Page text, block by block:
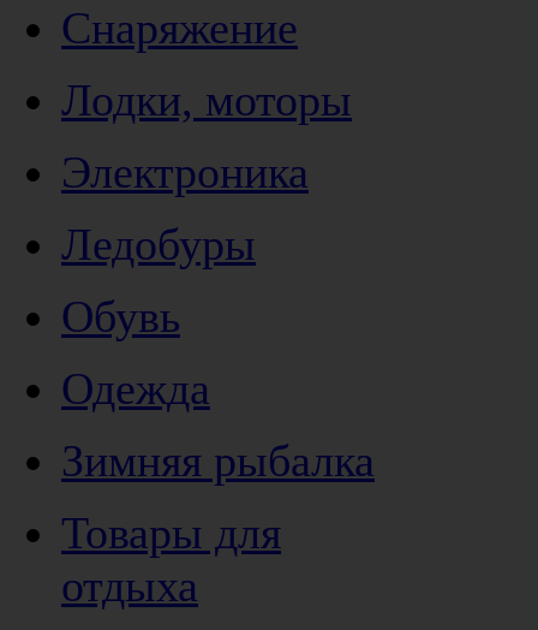
Снаряжение
Лодки, моторы
Электроника
Ледобуры
Обувь
Одежда
Зимняя рыбалка
Товары для
отдыха